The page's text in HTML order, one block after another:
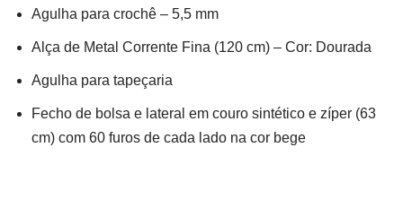
Agulha para crochê – 5,5 mm
Alça de Metal Corrente Fina (120 cm) – Cor: Dourada
Agulha para tapeçaria
Fecho de bolsa e lateral em couro sintético e zíper (63
cm) com 60 furos de cada lado na cor bege